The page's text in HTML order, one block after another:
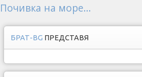
Почивка на море...
БРАТ-BG ПРЕДСТАВЯ